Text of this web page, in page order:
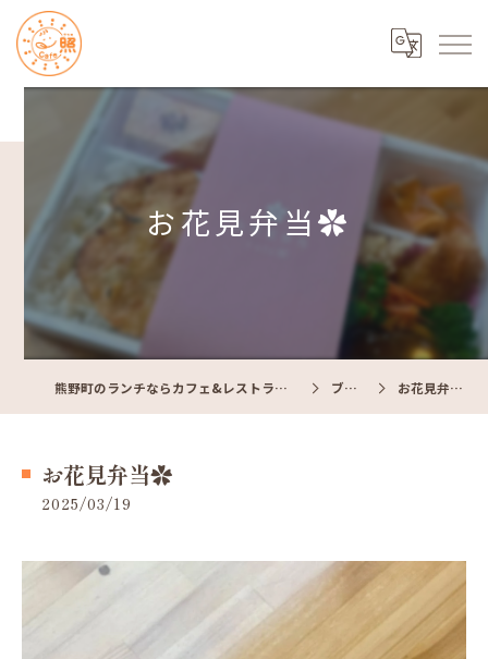
お花見弁当✿
熊野町のランチならカフェ&レストラン Cafe照 ブログ お花見弁当✿
お花見弁当✿
2025/03/19